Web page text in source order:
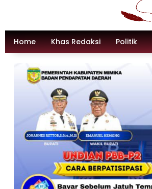
Home Khas Redaksi Politik